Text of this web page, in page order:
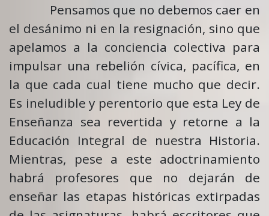
Pensamos que no debemos caer en
el desánimo ni en la resignación, sino que
apelamos a la conciencia colectiva para
impulsar una rebelión cívica, pacífica, en
la que cada cual tiene mucho que decir.
Es ineludible y perentorio que esta Ley de
Enseñanza sea revertida y retorne a la
Educación Integral de nuestra Historia.
Mientras, pese a este adoctrinamiento
habrá profesores que no dejarán de
enseñar las etapas históricas extirpadas